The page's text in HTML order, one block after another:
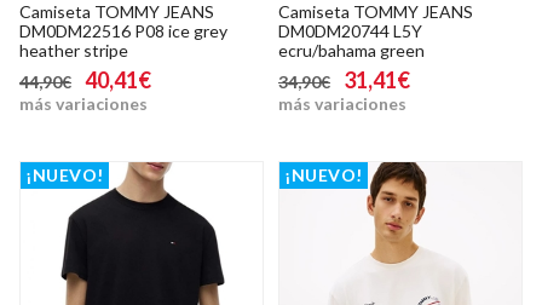
Camiseta TOMMY JEANS
DM0DM22516 P08 ice grey
heather stripe
44,90€
40,41€
más variaciones
Camiseta TOMMY JEANS
DM0DM20744 L5Y
ecru/bahama green
34,90€
31,41€
más variaciones
¡NUEVO! ¡NUEVO!